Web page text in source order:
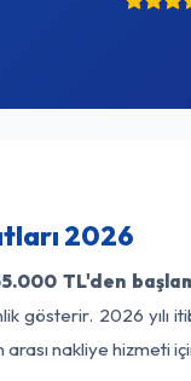
2026
TL'den
gösterir. 2026
arası nakliye hizmeti